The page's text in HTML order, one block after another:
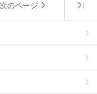
次のページ